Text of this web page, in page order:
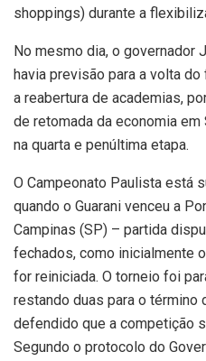
shoppings) durante a
No mesmo dia, o governador
havia previsão para a volta
a reabertura de academias,
de retomada da economia
na quarta e penúltima etapa.
O Campeonato Paulista está
quando o Guarani venceu a
Campinas (SP) – partida
fechados, como inicialmente
for reiniciada. O torneio foi
restando duas para o término
defendido que a competição
Segundo o protocolo do